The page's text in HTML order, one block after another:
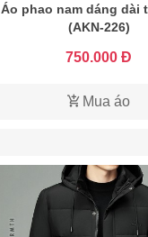
Áo phao nam dáng dài
(AKN-226)
750.000 Đ
Mua áo